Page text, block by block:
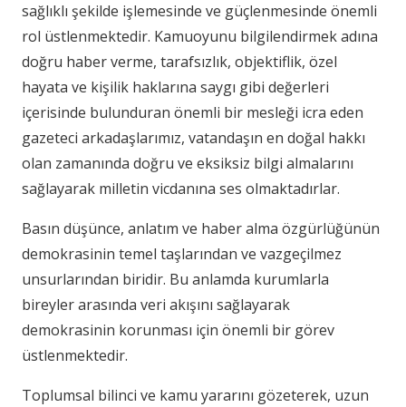
sağlıklı şekilde işlemesinde ve güçlenmesinde önemli
rol üstlenmektedir. Kamuoyunu bilgilendirmek adına
doğru haber verme, tarafsızlık, objektiflik, özel
hayata ve kişilik haklarına saygı gibi değerleri
içerisinde bulunduran önemli bir mesleği icra eden
gazeteci arkadaşlarımız, vatandaşın en doğal hakkı
olan zamanında doğru ve eksiksiz bilgi almalarını
sağlayarak milletin vicdanına ses olmaktadırlar.
Basın düşünce, anlatım ve haber alma özgürlüğünün
demokrasinin temel taşlarından ve vazgeçilmez
unsurlarından biridir. Bu anlamda kurumlarla
bireyler arasında veri akışını sağlayarak
demokrasinin korunması için önemli bir görev
üstlenmektedir.
Toplumsal bilinci ve kamu yararını gözeterek, uzun